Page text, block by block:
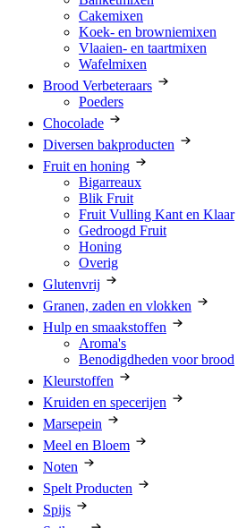
Cakemixen
Koek- en browniemixen
Vlaaien- en taartmixen
Wafelmixen
Brood Verbeteraars
Poeders
Chocolade
Diversen bakproducten
Fruit en honing
Bigarreaux
Blik Fruit
Fruit Vulling Kant en Klaar
Gedroogd Fruit
Honing
Overig
Glutenvrij
Granen, zaden en vlokken
Hulp en smaakstoffen
Aroma's
Benodigdheden voor brood
Kleurstoffen
Kruiden en specerijen
Marsepein
Meel en Bloem
Noten
Spelt Producten
Spijs